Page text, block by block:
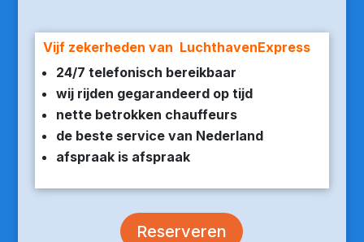
Vijf zekerheden van LuchthavenExpress
24/7 telefonisch bereikbaar
wij rijden gegarandeerd op tijd
nette betrokken chauffeurs
de beste service van Nederland
afspraak is afspraak
Reserveren